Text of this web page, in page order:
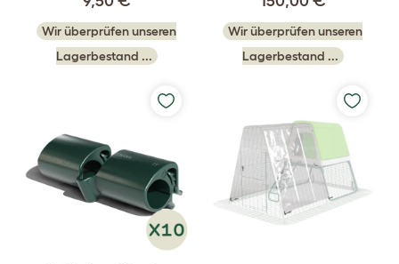
Wir überprüfen unseren
Lagerbestand ...
Wir überprüfen unseren
Lagerbestand ...